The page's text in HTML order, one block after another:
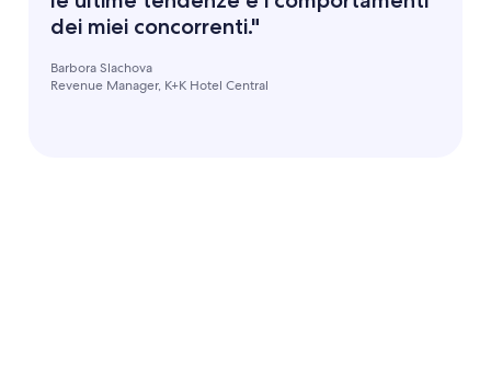
dei miei concorrenti."
Barbora Slachova
Revenue Manager, K+K Hotel Central